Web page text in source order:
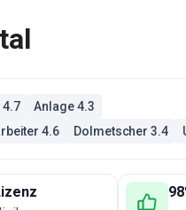
Anlage 4.3
4.6
Dolmetscher 3.4